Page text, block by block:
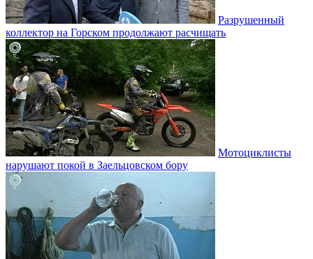
Разрушенный
коллектор на Горском продолжают расчищать
Мотоциклисты
нарушают покой в Заельцовском бору